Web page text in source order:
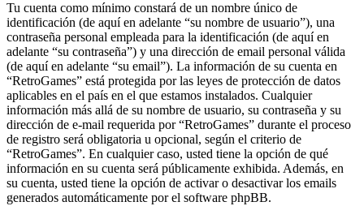
Tu cuenta como mínimo constará de un nombre único de
identificación (de aquí en adelante “su nombre de usuario”), una
contraseña personal empleada para la identificación (de aquí en
adelante “su contraseña”) y una dirección de email personal válida
(de aquí en adelante “su email”). La información de su cuenta en
“RetroGames” está protegida por las leyes de protección de datos
aplicables en el país en el que estamos instalados. Cualquier
información más allá de su nombre de usuario, su contraseña y su
dirección de e-mail requerida por “RetroGames” durante el proceso
de registro será obligatoria u opcional, según el criterio de
“RetroGames”. En cualquier caso, usted tiene la opción de qué
información en su cuenta será públicamente exhibida. Además, en
su cuenta, usted tiene la opción de activar o desactivar los emails
generados automáticamente por el software phpBB.